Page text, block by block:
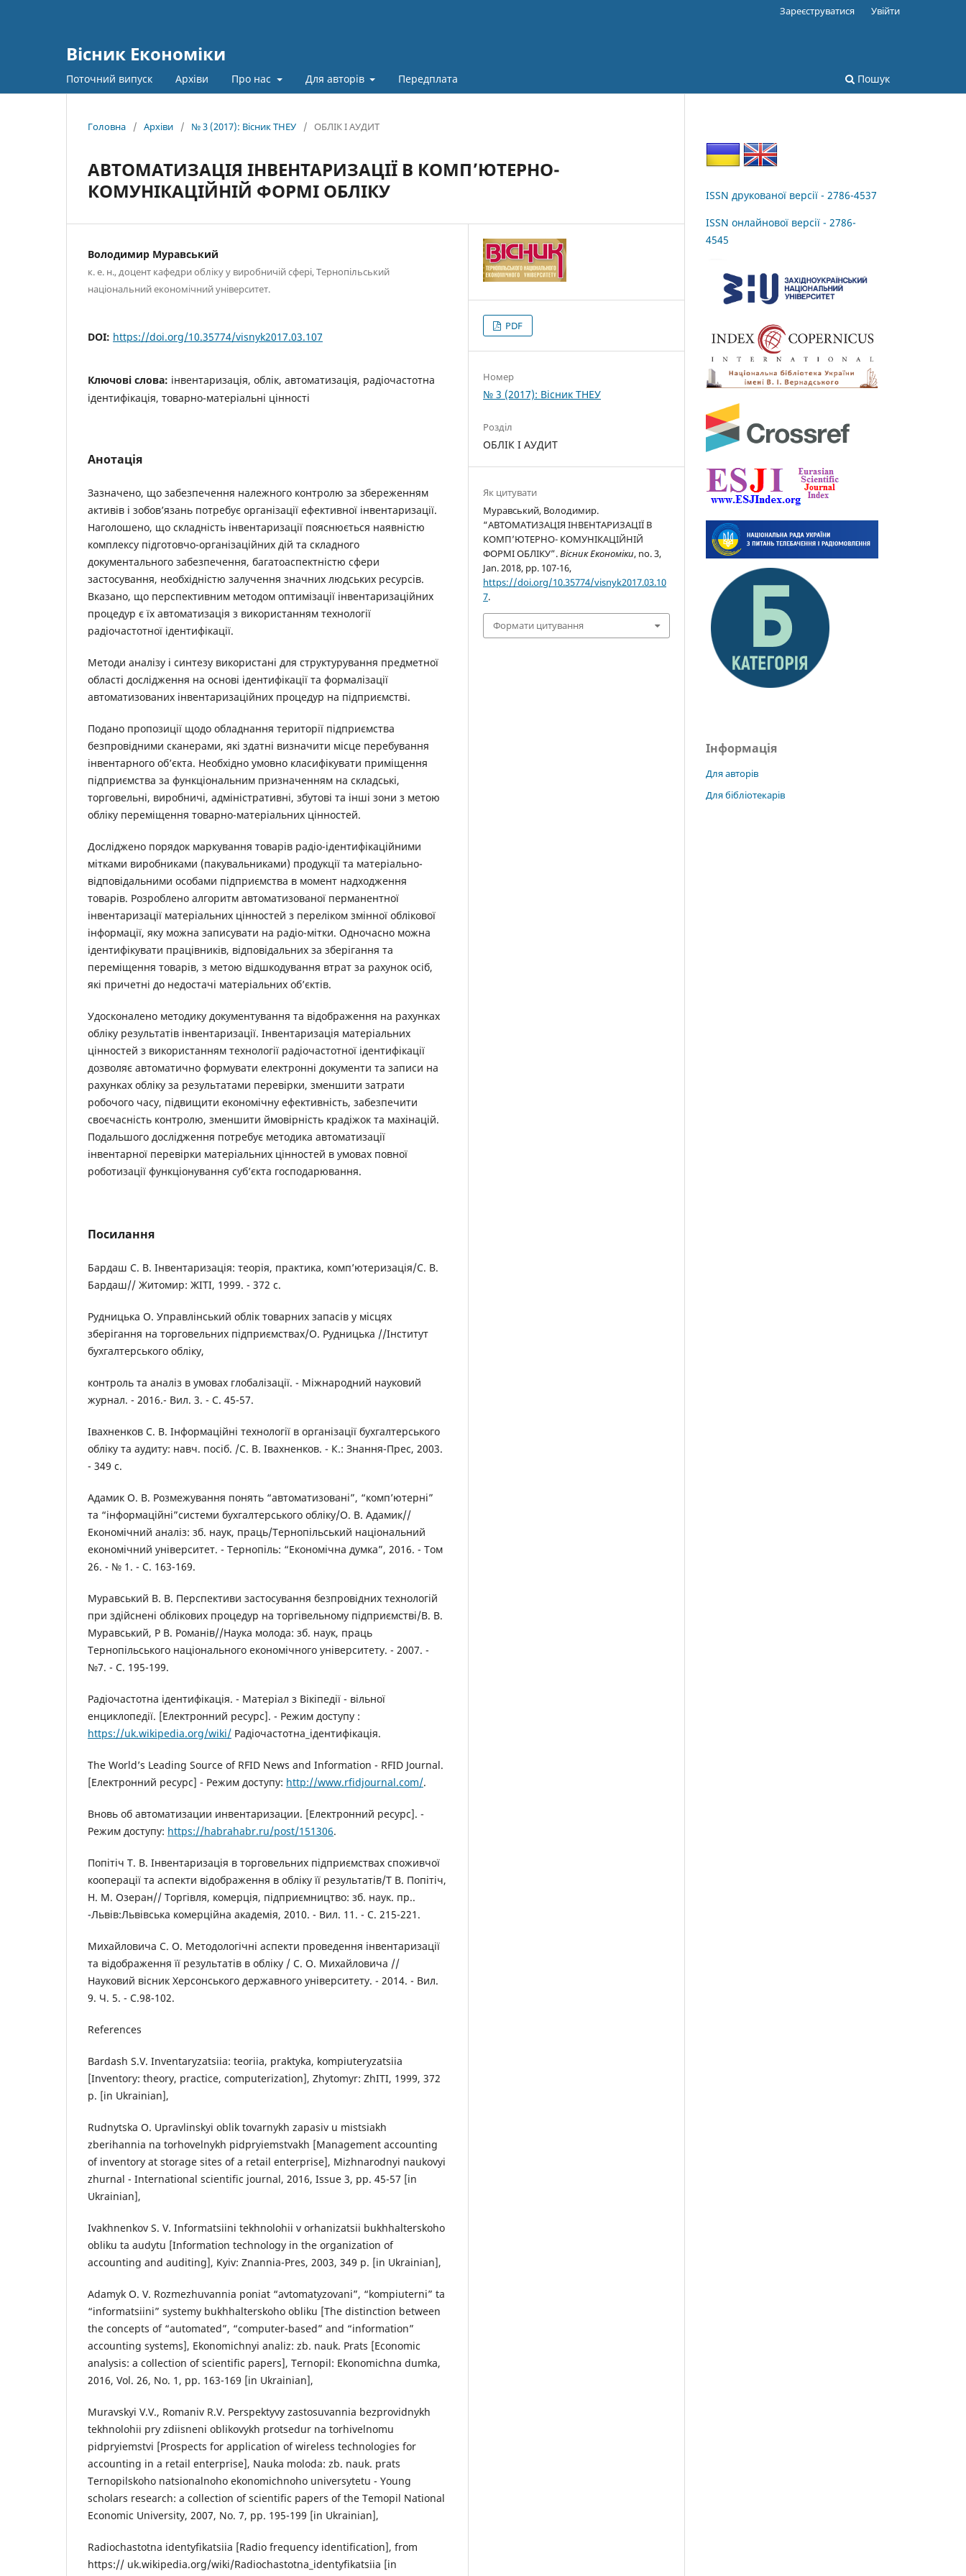
Вісник Економіки
Поточний випуск Архіви Про нас Для авторів Передплата Пошук
Зареєструватися Увійти
Головна / Архіви / № 3 (2017): Вісник ТНЕУ / ОБЛІК І АУДИТ
АВТОМАТИЗАЦІЯ ІНВЕНТАРИЗАЦІЇ В КОМП’ЮТЕРНО-
КОМУНІКАЦІЙНІЙ ФОРМІ ОБЛІКУ
Володимир Муравський
к. е. н., доцент кафедри обліку у виробничій сфері, Тернопільський
національний економічний університет.
DOI: https://doi.org/10.35774/visnyk2017.03.107
Ключові слова: інвентаризація, облік, автоматизація, радіочастотна
ідентифікація, товарно-матеріальні цінності
Анотація
Зазначено, що забезпечення належного контролю за збереженням
активів і зобов’язань потребує організації ефективної інвентаризації.
Наголошено, що складність інвентаризації пояснюється наявністю
комплексу підготовчо-організаційних дій та складного
документального забезпечення, багатоаспектністю сфери
застосування, необхідністю залучення значних людських ресурсів.
Вказано, що перспективним методом оптимізації інвентаризаційних
процедур є їх автоматизація з використанням технології
радіочастотної ідентифікації.
Методи аналізу і синтезу використані для структурування предметної
області дослідження на основі ідентифікації та формалізації
автоматизованих інвентаризаційних процедур на підприємстві.
Подано пропозиції щодо обладнання території підприємства
безпровідними сканерами, які здатні визначити місце перебування
інвентарного об’єкта. Необхідно умовно класифікувати приміщення
підприємства за функціональним призначенням на складські,
торговельні, виробничі, адміністративні, збутові та інші зони з метою
обліку переміщення товарно-матеріальних цінностей.
Досліджено порядок маркування товарів радіо-ідентифікаційними
мітками виробниками (пакувальниками) продукції та матеріально-
відповідальними особами підприємства в момент надходження
товарів. Розроблено алгоритм автоматизованої перманентної
інвентаризації матеріальних цінностей з переліком змінної облікової
інформації, яку можна записувати на радіо-мітки. Одночасно можна
ідентифікувати працівників, відповідальних за зберігання та
переміщення товарів, з метою відшкодування втрат за рахунок осіб,
які причетні до недостачі матеріальних об’єктів.
Удосконалено методику документування та відображення на рахунках
обліку результатів інвентаризації. Інвентаризація матеріальних
цінностей з використанням технології радіочастотної ідентифікації
дозволяє автоматично формувати електронні документи та записи на
рахунках обліку за результатами перевірки, зменшити затрати
робочого часу, підвищити економічну ефективність, забезпечити
своєчасність контролю, зменшити ймовірність крадіжок та махінацій.
Подальшого дослідження потребує методика автоматизації
інвентарної перевірки матеріальних цінностей в умовах повної
роботизації функціонування суб’єкта господарювання.
Посилання
Бардаш С. В. Інвентаризація: теорія, практика, комп’ютеризація/С. В.
Бардаш// Житомир: ЖІТІ, 1999. - 372 с.
Рудницька О. Управлінський облік товарних запасів у місцях
зберігання на торговельних підприємствах/О. Рудницька //Інститут
бухгалтерського обліку,
контроль та аналіз в умовах глобалізації. - Міжнародний науковий
журнал. - 2016.- Вил. 3. - С. 45-57.
Івахненков С. В. Інформаційні технології в організації бухгалтерського
обліку та аудиту: навч. посіб. /С. В. Івахненков. - К.: Знання-Прес, 2003.
- 349 с.
Адамик О. В. Розмежування понять “автоматизовані”, “комп’ютерні”
та “інформаційні”системи бухгалтерського обліку/О. В. Адамик//
Економічний аналіз: зб. наук, праць/Тернопільський національний
економічний університет. - Тернопіль: “Економічна думка”, 2016. - Том
26. - № 1. - С. 163-169.
Муравський В. В. Перспективи застосування безпровідних технологій
при здійснені облікових процедур на торгівельному підприємстві/В. В.
Муравський, Р В. Романів//Наука молода: зб. наук, праць
Тернопільського національного економічного університету. - 2007. -
№7. - С. 195-199.
Радіочастотна ідентифікація. - Матеріал з Вікіпедії - вільної
енциклопедії. [Електронний ресурс]. - Режим доступу :
https://uk.wikipedia.org/wiki/ Радіочастотна_ідентифікація.
The World’s Leading Source of RFID News and Information - RFID Journal.
[Електронний ресурс] - Режим доступу: http://www.rfidjournal.com/.
Вновь об автоматизации инвентаризации. [Електронний ресурс]. -
Режим доступу: https://habrahabr.ru/post/151306.
Попітіч Т. В. Інвентаризація в торговельних підприємствах споживчої
кооперації та аспекти відображення в обліку її результатів/Т В. Попітіч,
Н. М. Озеран// Торгівля, комерція, підприємництво: зб. наук. пр..
-Львів:Львівська комерційна академія, 2010. - Вил. 11. - С. 215-221.
Михайловича С. О. Методологічні аспекти проведення інвентаризації
та відображення її результатів в обліку / С. О. Михайловича //
Науковий вісник Херсонського державного університету. - 2014. - Вил.
9. Ч. 5. - С.98-102.
References
Bardash S.V. Inventaryzatsiia: teoriia, praktyka, kompiuteryzatsiia
[Inventory: theory, practice, computerization], Zhytomyr: ZhITI, 1999, 372
p. [in Ukrainian],
Rudnytska O. Upravlinskyi oblik tovarnykh zapasiv u mistsiakh
zberihannia na torhovelnykh pidpryiemstvakh [Management accounting
of inventory at storage sites of a retail enterprise], Mizhnarodnyi naukovyi
zhurnal - International scientific journal, 2016, Issue 3, pp. 45-57 [in
Ukrainian],
Ivakhnenkov S. V. Informatsiini tekhnolohii v orhanizatsii bukhhalterskoho
obliku ta audytu [Information technology in the organization of
accounting and auditing], Kyiv: Znannia-Pres, 2003, 349 p. [in Ukrainian],
Adamyk О. V. Rozmezhuvannia poniat “avtomatyzovani”, “kompiuterni” ta
“informatsiini” systemy bukhhalterskoho obliku [The distinction between
the concepts of “automated”, “computer-based” and “information”
accounting systems], Ekonomichnyi analiz: zb. nauk. Prats [Economic
analysis: a collection of scientific papers], Ternopil: Ekonomichna dumka,
2016, Vol. 26, No. 1, pp. 163-169 [in Ukrainian],
Muravskyi V.V., Romaniv R.V. Perspektyvy zastosuvannia bezprovidnykh
tekhnolohii pry zdiisneni oblikovykh protsedur na torhivelnomu
pidpryiemstvi [Prospects for application of wireless technologies for
accounting in a retail enterprise], Nauka moloda: zb. nauk. prats
Ternopilskoho natsionalnoho ekonomichnoho universytetu - Young
scholars research: a collection of scientific papers of the Temopil National
Economic University, 2007, No. 7, pp. 195-199 [in Ukrainian],
Radiochastotna identyfikatsiia [Radio frequency identification], from
https:// uk.wikipedia.org/wiki/Radiochastotna_identyfikatsiia [in
PDF
Номер
№ 3 (2017): Вісник ТНЕУ
Розділ
ОБЛІК І АУДИТ
Як цитувати
Муравський, Володимир.
“АВТОМАТИЗАЦІЯ ІНВЕНТАРИЗАЦІЇ В
КОМП’ЮТЕРНО- КОМУНІКАЦІЙНІЙ
ФОРМІ ОБЛІКУ”.Вісник Економіки, no. 3,
Jan. 2018, pp. 107-16,
https://doi.org/10.35774/visnyk2017.03.10
7.
Формати цитування
ISSN друкованої версії - 2786-4537
ISSN онлайнової версії - 2786-
4545
Інформація
Для авторів
Для бібліотекарів